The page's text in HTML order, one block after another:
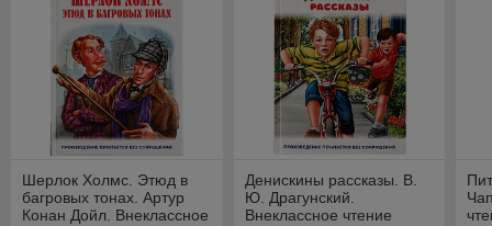
Шерлок Холмс. Этюд в
багровых тонах. Артур
Конан Дойл. Внеклассное
Денискины рассказы. В.
Ю. Драгунский.
Внеклассное чтение